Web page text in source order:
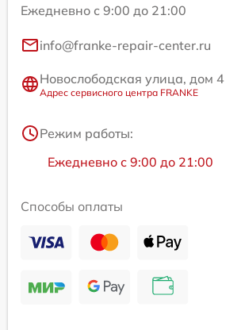
Ежедневно с 9:00 до 21:00
info@franke-repair-center.ru
Новослободская улица, дом 4
Адрес сервисного центра FRANKE
Режим работы:
Ежедневно с 9:00 до 21:00
Способы оплаты